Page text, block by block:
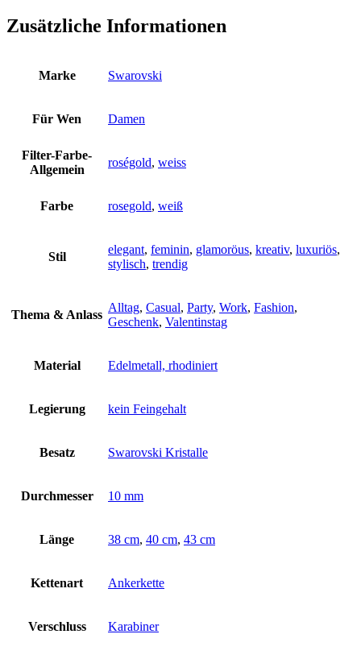
Zusätzliche Informationen
Marke Swarovski
Für Wen Damen
Filter-Farbe-
Allgemein
roségold, weiss
Farbe rosegold, weiß
Stil
elegant, feminin, glamoröus, kreativ, luxuriös,
stylisch, trendig
Thema & Anlass
Alltag, Casual, Party, Work, Fashion,
Geschenk, Valentinstag
Material Edelmetall, rhodiniert
Legierung kein Feingehalt
Besatz Swarovski Kristalle
Durchmesser 10 mm
Länge 38 cm, 40 cm, 43 cm
Kettenart Ankerkette
Verschluss Karabiner